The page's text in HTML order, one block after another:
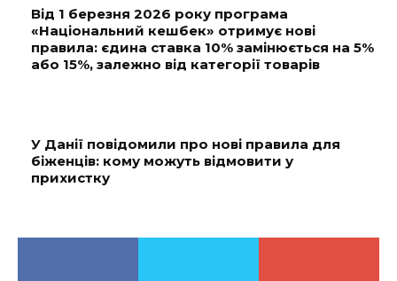
Від 1 березня 2026 року програма
«Національний кешбек» отримує нові
правила: єдина ставка 10% замінюється на 5%
або 15%, залежно від категорії товарів
У Данії повідомили про нові правила для
біженців: кому можуть відмовити у
прихистку